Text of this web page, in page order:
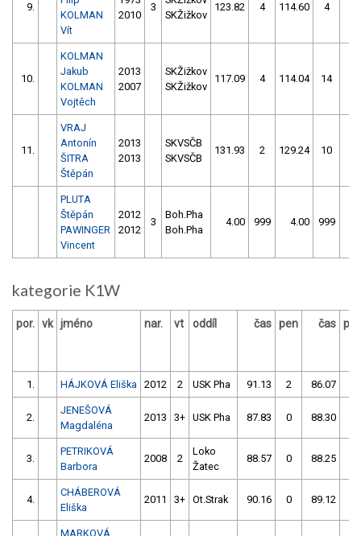
9.
KOLMAN
Vít
2010
3
SKŽižkov
123.82 4 114.60 4
10.
KOLMAN
Jakub
KOLMAN
Vojtěch
2013
2007
SKŽižkov
SKŽižkov
117.09 4 114.04 14
11.
VRAJ
Antonín
ŠITRA
Štěpán
2013
2013
SKVSČB
SKVSČB
131.93 2 129.24 10
PLUTA
Štěpán
PAWINGER
Vincent
2012
2012
3
Boh.Pha
Boh.Pha
4.00 999 4.00 999
kategorie K1W
por. vk jméno nar. vt oddíl čas pen čas
1. HÁJKOVÁ Eliška 2012 2 USK Pha 91.13 2 86.07
2.
JENEŠOVÁ
Magdaléna
2013 3+ USK Pha 87.83 0 88.30
3.
PETRIKOVÁ
Barbora
2008 2
Loko
Žatec
88.57 0 88.25
4.
CHÁBEROVÁ
Eliška
2011 3+ Ot.Strak 90.16 0 89.12
MARKOVÁ